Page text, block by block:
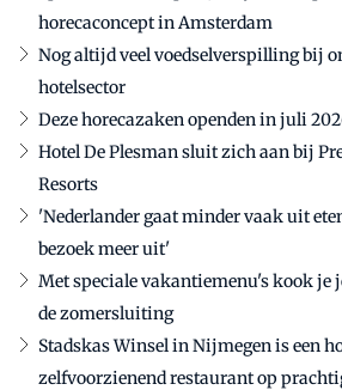
horecaconcept in Amsterdam
Nog altijd veel voedselverspilling bij
hotelsector
Deze horecazaken openden in juli
Hotel De Plesman sluit zich aan bij
Resorts
'Nederlander gaat minder vaak uit
bezoek meer uit'
Met speciale vakantiemenu's kook je
de zomersluiting
Stadskas Winsel in Nijmegen is een
zelfvoorzienend restaurant op